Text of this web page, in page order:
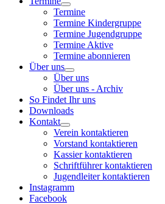
Termine
Termine Kindergruppe
Termine Jugendgruppe
Termine Aktive
Termine abonnieren
Über uns
Über uns
Über uns - Archiv
So Findet Ihr uns
Downloads
Kontakt
Verein kontaktieren
Vorstand kontaktieren
Kassier kontaktieren
Schriftführer kontaktieren
Jugendleiter kontaktieren
Instagramm
Facebook